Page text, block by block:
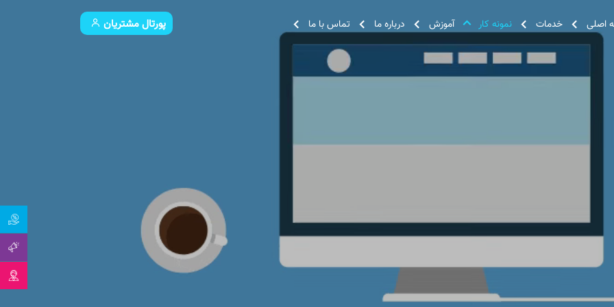
اصلی خدمات نمونه کار آموزش درباره ما تماس با ما پورتال مشتریان